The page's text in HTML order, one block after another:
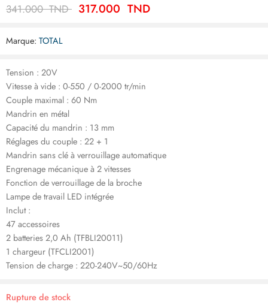
341.000TND 317.000 TND
Marque: TOTAL
Tension : 20V
Vitesse à vide : 0-550 / 0-2000 tr/min
Couple maximal : 60 Nm
Mandrin en métal
Capacité du mandrin : 13 mm
Réglages du couple : 22 + 1
Mandrin sans clé à verrouillage automatique
Engrenage mécanique à 2 vitesses
Fonction de verrouillage de la broche
Lampe de travail LED intégrée
Inclut :
47 accessoires
2 batteries 2,0 Ah (TFBLI20011)
1 chargeur (TFCLI2001)
Tension de charge : 220-240V~50/60Hz
Rupture de stock